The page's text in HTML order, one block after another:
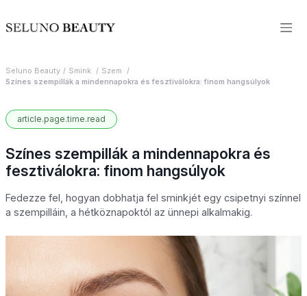
Seluno Beauty Smink
Szem
Színes szempillák a mindennapokra és fesztiválokra: finom hangsúlyok
article.page.time.read
Színes szempillák a mindennapokra és
fesztiválokra: finom hangsúlyok
Fedezze fel, hogyan dobhatja fel sminkjét egy csipetnyi színnel
a szempilláin, a hétköznapoktól az ünnepi alkalmakig.